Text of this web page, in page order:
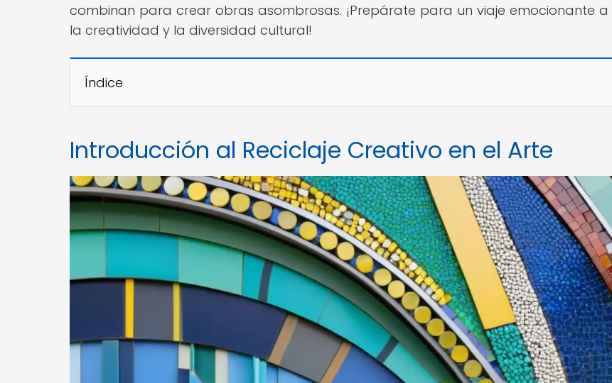
combinan para crear obras asombrosas. ¡Prepárate para un viaje emocionante
la creatividad y la diversidad cultural!
Índice
Introducción al Reciclaje Creativo en el Arte